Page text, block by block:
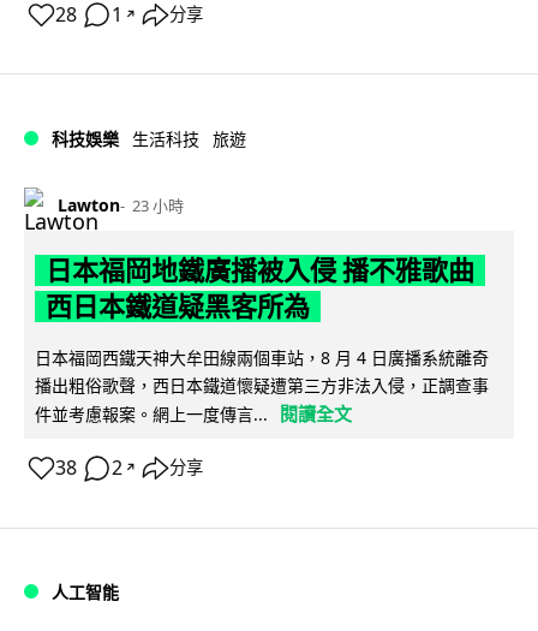
28 1 ↗ 分享
科技娛樂 生活科技 旅遊
Lawton 23 小時
日本福岡地鐵廣播被入侵 播不雅歌曲
西日本鐵道疑黑客所為
日本福岡西鐵天神大牟田線兩個車站，8 月 4 日廣播系統離奇
播出粗俗歌聲，西日本鐵道懷疑遭第三方非法入侵，正調查事
件並考慮報案。網上一度傳言...
閱讀全文
38 2 ↗ 分享
人工智能